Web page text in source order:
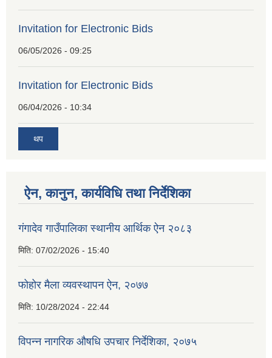
Invitation for Electronic Bids
06/05/2026 - 09:25
Invitation for Electronic Bids
06/04/2026 - 10:34
थप
ऐन, कानुन, कार्यविधि तथा निर्देशिका
गंगादेव गाउँपालिका स्थानीय आर्थिक ऐन २०८३
मिति: 07/02/2026 - 15:40
फोहोर मैला व्यवस्थापन ऐन, २०७७
मिति: 10/28/2024 - 22:44
विपन्न नागरिक औषधि उपचार निर्देशिका, २०७५